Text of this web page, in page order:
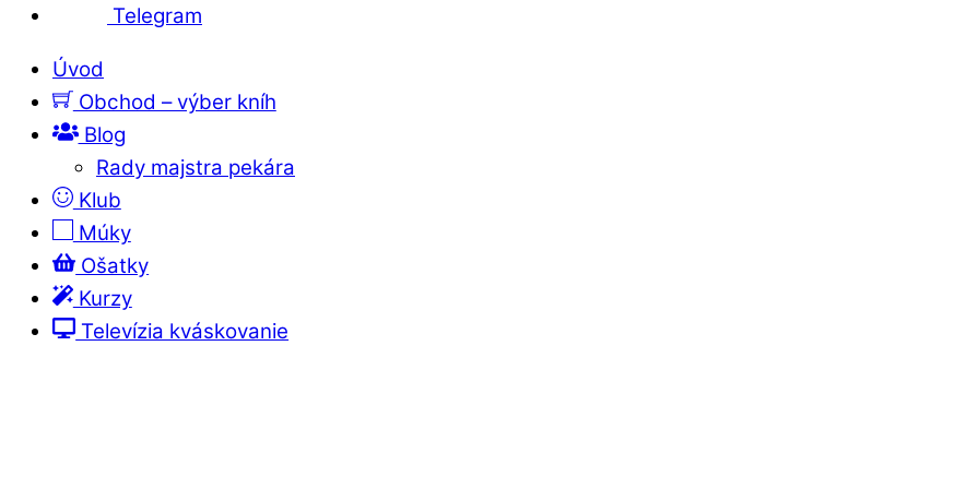
Telegram
Úvod
Obchod – výber kníh
Blog
Rady majstra pekára
Klub
Múky
Ošatky
Kurzy
Televízia kváskovanie